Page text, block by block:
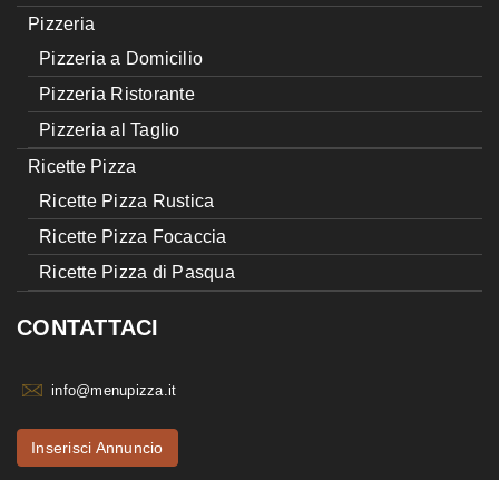
Pizzeria
Pizzeria a Domicilio
Pizzeria Ristorante
Pizzeria al Taglio
Ricette Pizza
Ricette Pizza Rustica
Ricette Pizza Focaccia
Ricette Pizza di Pasqua
CONTATTACI
info@menupizza.it
Inserisci Annuncio